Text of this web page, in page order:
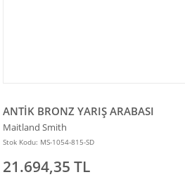
ANTİK BRONZ YARIŞ ARABASI
Maitland Smith
Stok Kodu: MS-1054-815-SD
21.694,35 TL